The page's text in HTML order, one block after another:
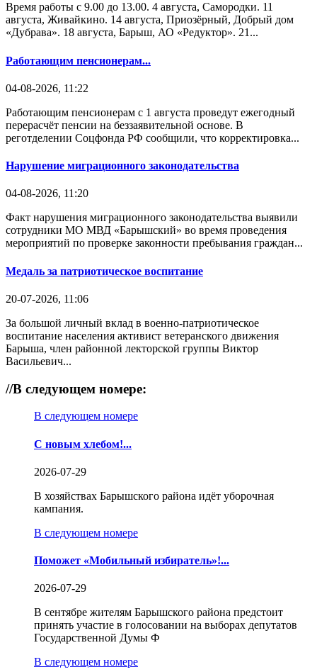
Время работы с 9.00 до 13.00. 4 августа, Самородки. 11
августа, Живайкино. 14 августа, Приозёрный, Добрый дом
«Дубрава». 18 августа, Барыш, АО «Редуктор». 21...
Работающим пенсионерам...
04-08-2026, 11:22
Работающим пенсионерам с 1 августа проведут ежегодный
перерасчёт пенсии на беззаявительной основе. В
реготделении Соцфонда РФ сообщили, что корректировка...
Нарушение миграционного законодательства
04-08-2026, 11:20
Факт нарушения миграционного законодательства выявили
сотрудники МО МВД «Барышский» во время проведения
мероприятий по проверке законности пребывания граждан...
Медаль за патриотическое воспитание
20-07-2026, 11:06
За большой личный вклад в военно-патриотическое
воспитание населения активист ветеранского движения
Барыша, член районной лекторской группы Виктор
Васильевич...
//В следующем номере:
В следующем номере
С новым хлебом!...
2026-07-29
В хозяйствах Барышского района идёт уборочная
кампания.
В следующем номере
Поможет «Мобильный избиратель»!...
2026-07-29
В сентябре жителям Барышского района предстоит
принять участие в голосовании на выборах депутатов
Государственной Думы Ф
В следующем номере